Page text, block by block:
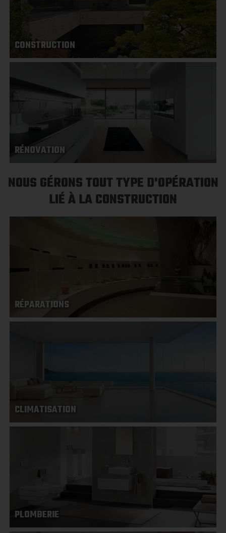
CONSTRUCTION
RÉNOVATION
NOUS GÉRONS TOUT TYPE D'OPÉRATION
LIÉ À LA CONSTRUCTION
RÉPARATIONS
CLIMATISATION
PLOMBERIE